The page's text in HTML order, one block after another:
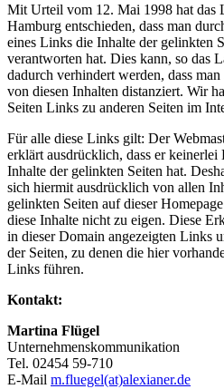
Mit Urteil vom 12. Mai 1998 hat das
Hamburg entschieden, dass man
eines Links die Inhalte der gelinkten
verantworten hat. Dies kann, so das
dadurch verhindert werden, dass
von diesen Inhalten distanziert. Wir
Seiten Links zu anderen Seiten im
Für alle diese Links gilt: Der
erklärt ausdrücklich, dass er keinerlei
Inhalte der gelinkten Seiten hat.
sich hiermit ausdrücklich von allen
gelinkten Seiten auf dieser
diese Inhalte nicht zu eigen. Diese
in dieser Domain angezeigten Links
der Seiten, zu denen die hier
Links führen.
Kontakt:
Martina Flügel
Unternehmenskommunikation
Tel. 02454 59-710
E-Mail m.fluegel(at)alexianer.de